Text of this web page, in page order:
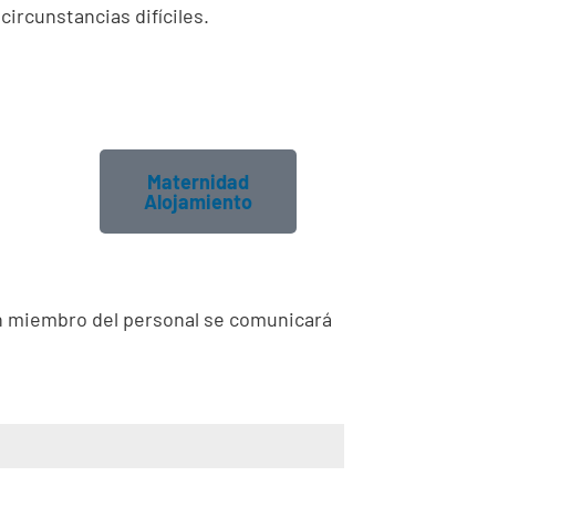
circunstancias difíciles.
Maternidad
Alojamiento
del personal se comunicará